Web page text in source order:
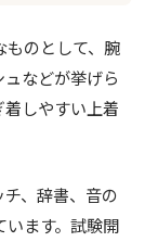
ものとして、腕
などが挙げら
しやすい上着
、辞書、音の
ます。試験開